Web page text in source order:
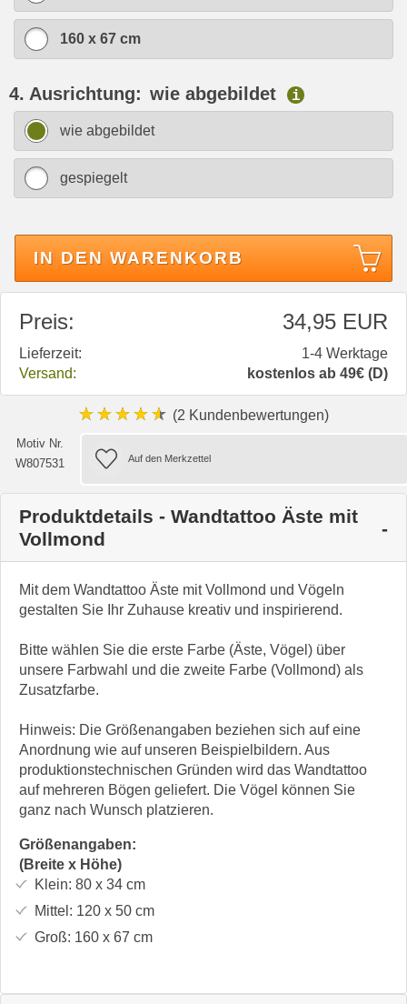
160 x 67 cm
4. Ausrichtung: wie abgebildet i
wie abgebildet
gespiegelt
IN DEN WARENKORB
Preis: 34,95 EUR
Lieferzeit:
1-4 Werktage
Versand:
kostenlos ab 49€ (D)
★★★★★ (2 Kundenbewertungen)
Motiv Nr.
W807531
Produktdetails - Wandtattoo Äste mit
Vollmond
Mit dem Wandtattoo Äste mit Vollmond und Vögeln
gestalten Sie Ihr Zuhause kreativ und inspirierend.
Bitte wählen Sie die erste Farbe (Äste, Vögel) über
unsere Farbwahl und die zweite Farbe (Vollmond) als
Zusatzfarbe.
Hinweis: Die Größenangaben beziehen sich auf eine
Anordnung wie auf unseren Beispielbildern. Aus
produktionstechnischen Gründen wird das Wandtattoo
auf mehreren Bögen geliefert. Die Vögel können Sie
ganz nach Wunsch platzieren.
Größenangaben:
(Breite x Höhe)
Klein: 80 x 34cm
Mittel: 120 x 50cm
Groß: 160 x 67 cm